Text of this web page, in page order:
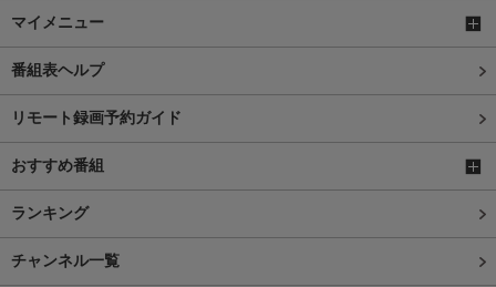
マイメニュー
番組表ヘルプ
リモート録画予約ガイド
おすすめ番組
ランキング
チャンネル一覧